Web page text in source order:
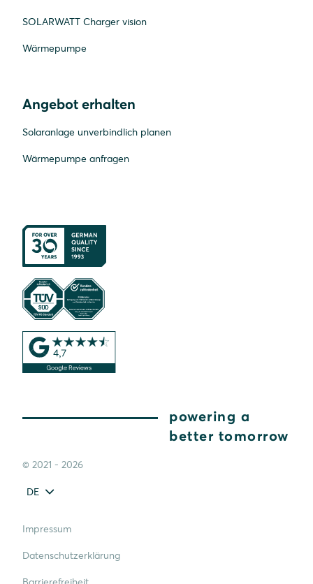
SOLARWATT Charger vision
Wärmepumpe
Angebot erhalten
Solaranlage unverbindlich planen
Wärmepumpe anfragen
powering a
better tomorrow
© 2021 - 2026
DE
Impressum
Datenschutzerklärung